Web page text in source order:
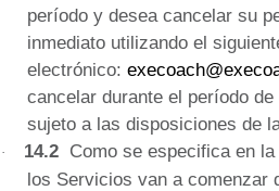
período y desea cancelar su
inmediato utilizando el
electrónico:
cancelar durante el período
sujeto a las disposiciones de
· 14.2 Como se especifica en
los Servicios van a comenzar